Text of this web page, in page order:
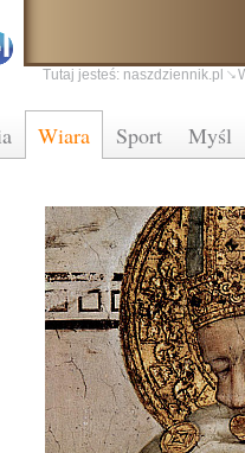
Wiara Sport Myśl
Tutaj jesteś: naszdziennik.pl